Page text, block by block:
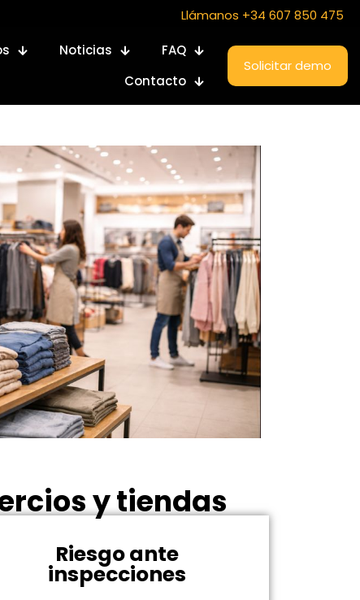
Llámanos +34 607 850 475
Noticias
FAQ
Contacto
Solicitar demo
y tiendas
Riesgo ante
inspecciones